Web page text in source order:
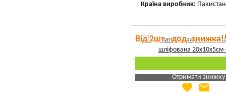
Країна виробник: Пакистан
Від 2шт - дод.
Отримати знижку
Яка Ваша ціна
favorite email